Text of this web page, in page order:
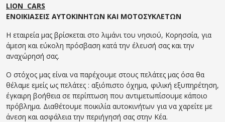
LION CARS
ΕΝΟΙΚΙΑΣΕΙΣ ΑΥΤΟΚΙΝΗΤΩΝ ΚΑΙ ΜΟΤΟΣΥΚΛΕΤΩΝ
Η εταιρεία μας βρίσκεται στο λιμάνι του νησιού, Κορησσία, για
άμεση και εύκολη πρόσβαση κατά την έλευσή σας και την
αναχώρησή σας.
Ο στόχος μας είναι να παρέχουμε στους πελάτες μας όσα θα
θέλαμε εμείς ως πελάτες : αξιόπιστο όχημα, φιλική εξυπηρέτηση,
έγκαιρη βοήθεια σε περίπτωση που αντιμετωπίσουμε κάποιο
πρόβλημα. Διαθέτουμε ποικιλία αυτοκινήτων για να χαρείτε με
άνεση και ασφάλεια την περιήγησή σας στην Κέα.